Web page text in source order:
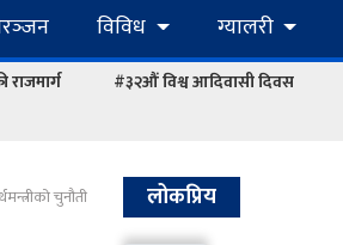
विविध ग्यालरी
राजमार्ग #३२औं विश्व आदिवासी दिवस
चुनौती लोकप्रिय